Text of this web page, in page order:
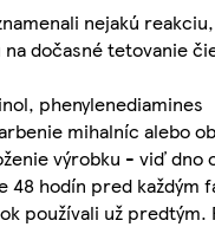
nejakú reakciu,
dočasné tetovanie
phenylenediamines
mihalníc alebo
výrobku - viď dno
48 hodín pred každým
používali už predtým.